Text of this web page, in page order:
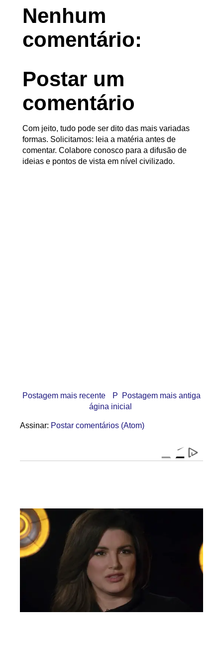
Nenhum
comentário:
Postar um
comentário
Com jeito, tudo pode ser dito das mais variadas
formas. Solicitamos: leia a matéria antes de
comentar. Colabore conosco para a difusão de
ideias e pontos de vista em nível civilizado.
Postagem mais recente Postagem mais antiga
P
ágina inicial
Assinar: Postar comentários (Atom)